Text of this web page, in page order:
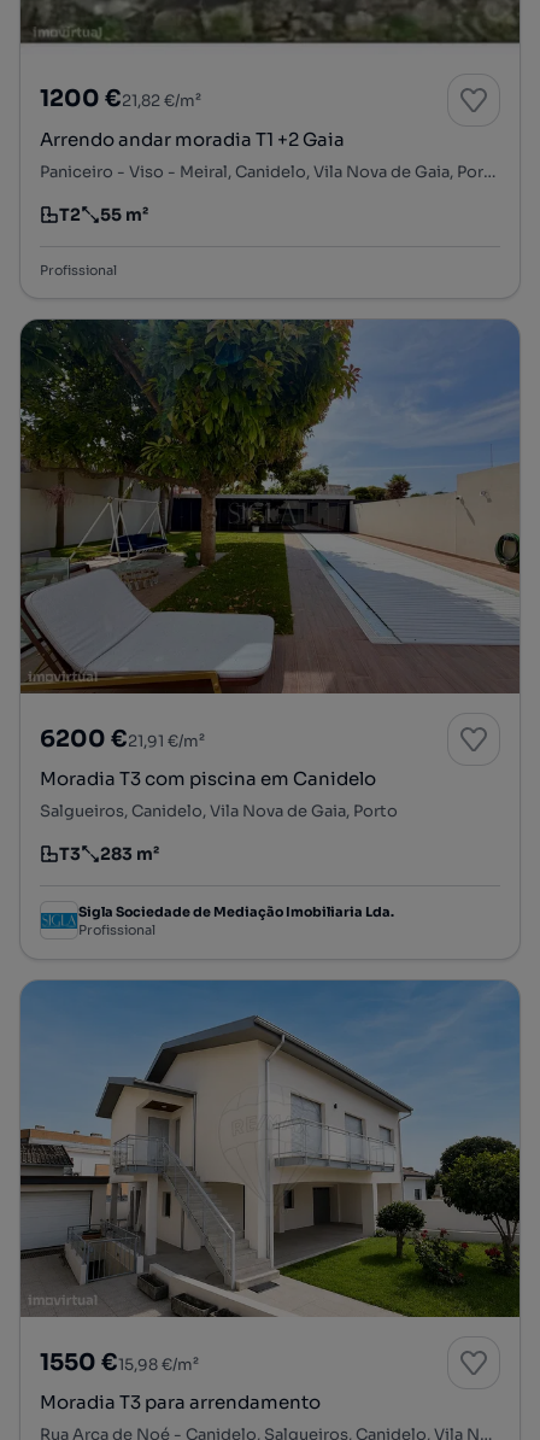
1200 €21,82 €/m²
Arrendo andar moradia T1 +2 Gaia
Paniceiro - Viso - Meiral, Canidelo, Vila Nova de Gaia, Porto
Tipologia
T2
Preço por metro quadrado
55 m²
Profissional
6200 €21,91 €/m²
Moradia T3 com piscina em Canidelo
Salgueiros, Canidelo, Vila Nova de Gaia, Porto
Tipologia
T3
Preço por metro quadrado
283 m²
Sigla Sociedade de Mediação Imobiliaria Lda.
Profissional
1550 €15,98 €/m²
Moradia T3 para arrendamento
Rua Arca de Noé - Canidelo, Salgueiros, Canidelo, Vila Nova de Gaia, Porto